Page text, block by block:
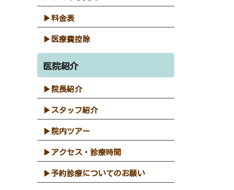
料金表
医療費控除
医院紹介
院長紹介
スタッフ紹介
院内ツアー
アクセス・診療時間
予約診療についてのお願い